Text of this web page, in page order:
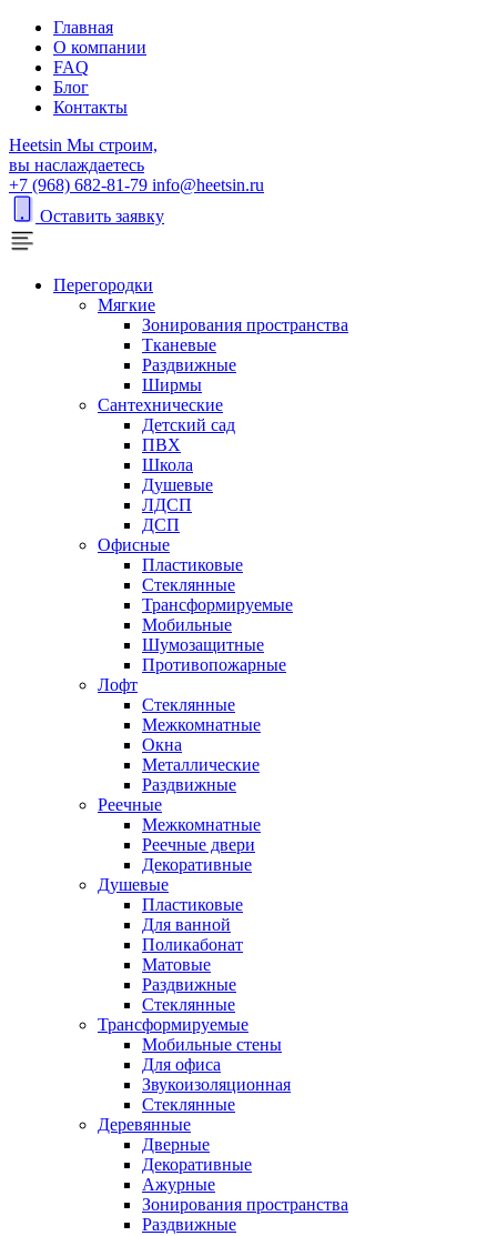
Главная
О компании
FAQ
Блог
Контакты
Heetsin Мы строим,
вы наслаждаетесь
+7 (968) 682-81-79 info@heetsin.ru
Оставить заявку
Перегородки
Мягкие
Зонирования пространства
Тканевые
Раздвижные
Ширмы
Сантехнические
Детский сад
ПВХ
Школа
Душевые
ЛДСП
ДСП
Офисные
Пластиковые
Стеклянные
Трансформируемые
Мобильные
Шумозащитные
Противопожарные
Лофт
Стеклянные
Межкомнатные
Окна
Металлические
Раздвижные
Реечные
Межкомнатные
Реечные двери
Декоративные
Душевые
Пластиковые
Для ванной
Поликабонат
Матовые
Раздвижные
Стеклянные
Трансформируемые
Мобильные стены
Для офиса
Звукоизоляционная
Стеклянные
Деревянные
Дверные
Декоративные
Ажурные
Зонирования пространства
Раздвижные